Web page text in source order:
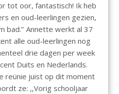
tot oor, fantastisch! Ik heb
en oud-leerlingen gezien,
bad.’’ Annette werkt al 37
alle oud-leerlingen nog
drie dagen per week
Duits en Nederlands.
reünie juist op dit moment
ze: ,,Vorig schooljaar